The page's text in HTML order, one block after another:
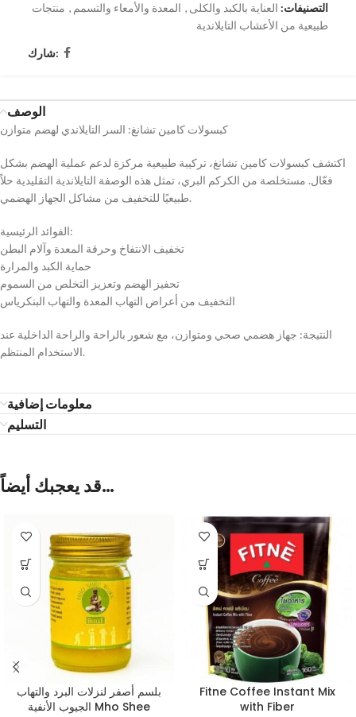
التصنيفات: العناية بالكبد والكلى , المعدة والأمعاء والتسمم , منتجات
طبيعية من الأعشاب التايلاندية
شارك:
الوصف
كبسولات كامين تشانغ: السر التايلاندي لهضم متوازن
اكتشف كبسولات كامين تشانغ، تركيبة طبيعية مركزة لدعم عملية الهضم بشكل
فعّال. مستخلصة من الكركم البري، تمثل هذه الوصفة التايلاندية التقليدية حلاً
طبيعيًا للتخفيف من مشاكل الجهاز الهضمي.
الفوائد الرئيسية:
تخفيف الانتفاخ وحرقة المعدة وآلام البطن
حماية الكبد والمرارة
تحفيز الهضم وتعزيز التخلص من السموم
التخفيف من أعراض التهاب المعدة والتهاب البنكرياس
النتيجة: جهاز هضمي صحي ومتوازن، مع شعور بالراحة والراحة الداخلية عند
الاستخدام المنتظم.
معلومات إضافية
التسليم
قد يعجبك أيضاً…
بلسم أصفر لنزلات البرد والتهاب
الجيوب الأنفية Mho Shee
Fitne Coffee Instant Mix
with Fiber